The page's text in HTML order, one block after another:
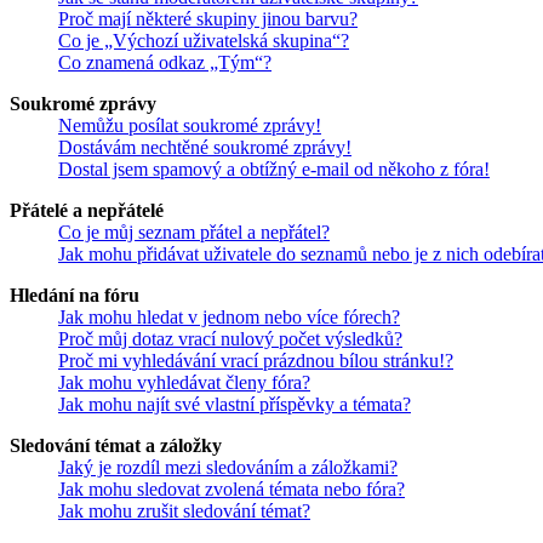
Proč mají některé skupiny jinou barvu?
Co je „Výchozí uživatelská skupina“?
Co znamená odkaz „Tým“?
Soukromé zprávy
Nemůžu posílat soukromé zprávy!
Dostávám nechtěné soukromé zprávy!
Dostal jsem spamový a obtížný e-mail od někoho z fóra!
Přátelé a nepřátelé
Co je můj seznam přátel a nepřátel?
Jak mohu přidávat uživatele do seznamů nebo je z nich
Hledání na fóru
Jak mohu hledat v jednom nebo více fórech?
Proč můj dotaz vrací nulový počet výsledků?
Proč mi vyhledávání vrací prázdnou bílou stránku!?
Jak mohu vyhledávat členy fóra?
Jak mohu najít své vlastní příspěvky a témata?
Sledování témat a záložky
Jaký je rozdíl mezi sledováním a záložkami?
Jak mohu sledovat zvolená témata nebo fóra?
Jak mohu zrušit sledování témat?